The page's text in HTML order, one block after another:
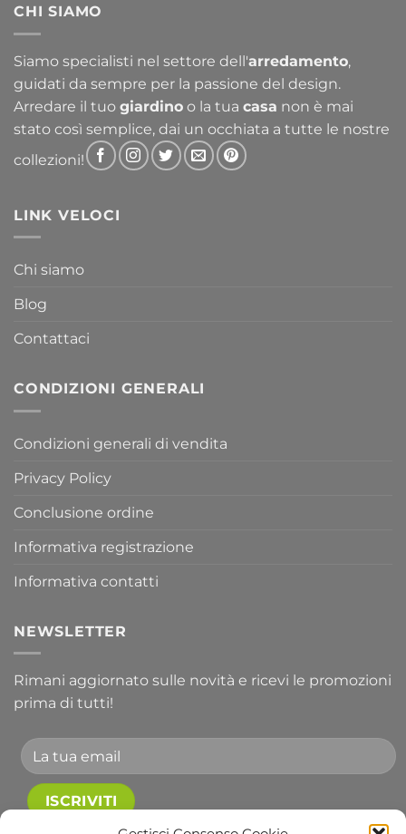
CHI SIAMO
Siamo specialisti nel settore dell'arredamento,
guidati da sempre per la passione del design.
Arredare il tuo giardino o la tua casa non è mai
stato così semplice, dai un occhiata a tutte le nostre
collezioni!
LINK VELOCI
Chi siamo
Blog
Contattaci
CONDIZIONI GENERALI
Condizioni generali di vendita
Privacy Policy
Conclusione ordine
Informativa registrazione
Informativa contatti
NEWSLETTER
Rimani aggiornato sulle novità e ricevi le promozioni
prima di tutti!